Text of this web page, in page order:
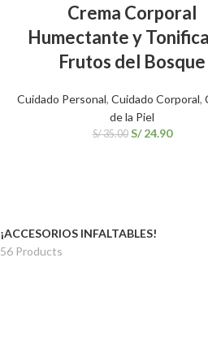
Crema Corporal
Humectante y
Frutos del Bosque
Cuidado Personal, Cuidado Corporal,
de la Piel
S/35.00 S/24.90
¡ACCESORIOS INFALTABLES!
56 Products